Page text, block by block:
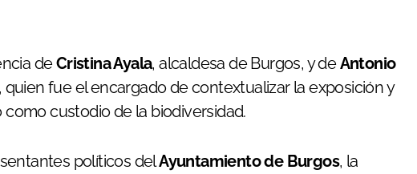
deCristina Ayala, alcaldesa de Burgos, y deAntonio
quien fue el encargado de contextualizar la exposición y
custodio de la biodiversidad.
políticos delAyuntamiento de Burgos, la